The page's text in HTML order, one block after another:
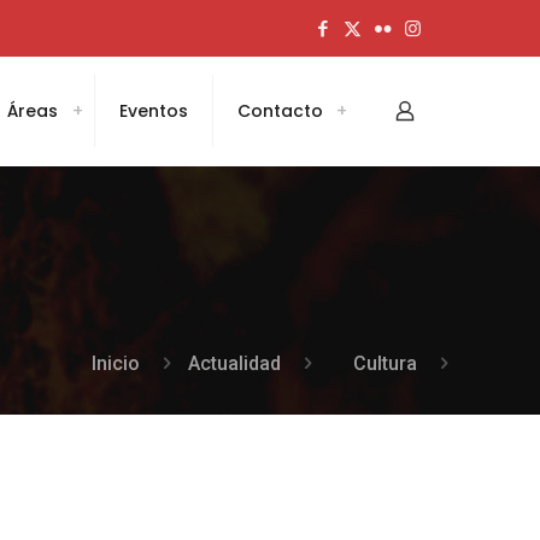
Áreas Eventos Contacto
Inicio Actualidad Cultura